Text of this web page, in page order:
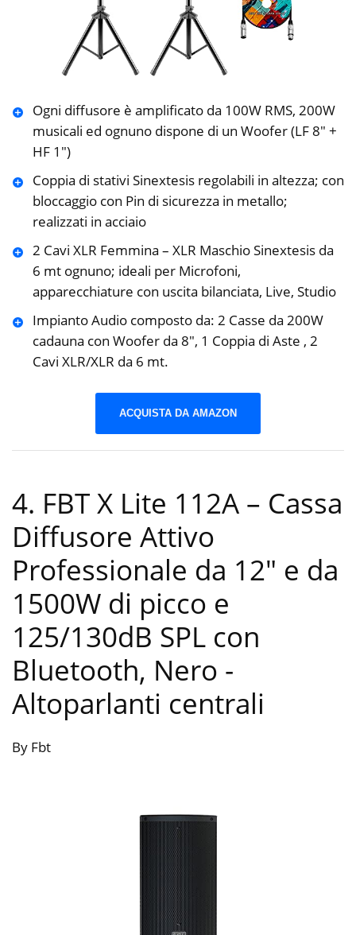
Ogni diffusore è amplificato da 100W RMS, 200W
musicali ed ognuno dispone di un Woofer (LF 8″ +
HF 1″)
Coppia di stativi Sinextesis regolabili in altezza; con
bloccaggio con Pin di sicurezza in metallo;
realizzati in acciaio
2 Cavi XLR Femmina – XLR Maschio Sinextesis da
6 mt ognuno; ideali per Microfoni,
apparecchiature con uscita bilanciata, Live, Studio
Impianto Audio composto da: 2 Casse da 200W
cadauna con Woofer da 8″, 1 Coppia di Aste , 2
Cavi XLR/XLR da 6 mt.
ACQUISTA DA AMAZON
4. FBT X Lite 112A – Cassa
Diffusore Attivo
Professionale da 12″ e da
1500W di picco e
125/130dB SPL con
Bluetooth, Nero -
Altoparlanti centrali
By Fbt